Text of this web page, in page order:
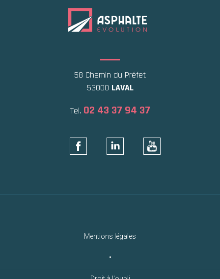
58 Chemin du Préfet
53000 LAVAL
Tel. 02 43 37 94 37
Mentions légales
•